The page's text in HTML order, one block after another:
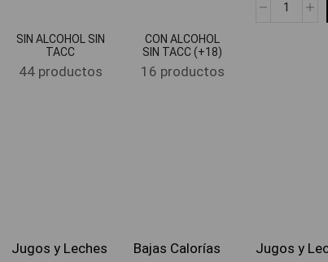
SIN ALCOHOL SIN
TACC
44 productos
CON ALCOHOL
SIN TACC (+18)
16 productos
Jugos y Leches Bajas Calorías Jugos y